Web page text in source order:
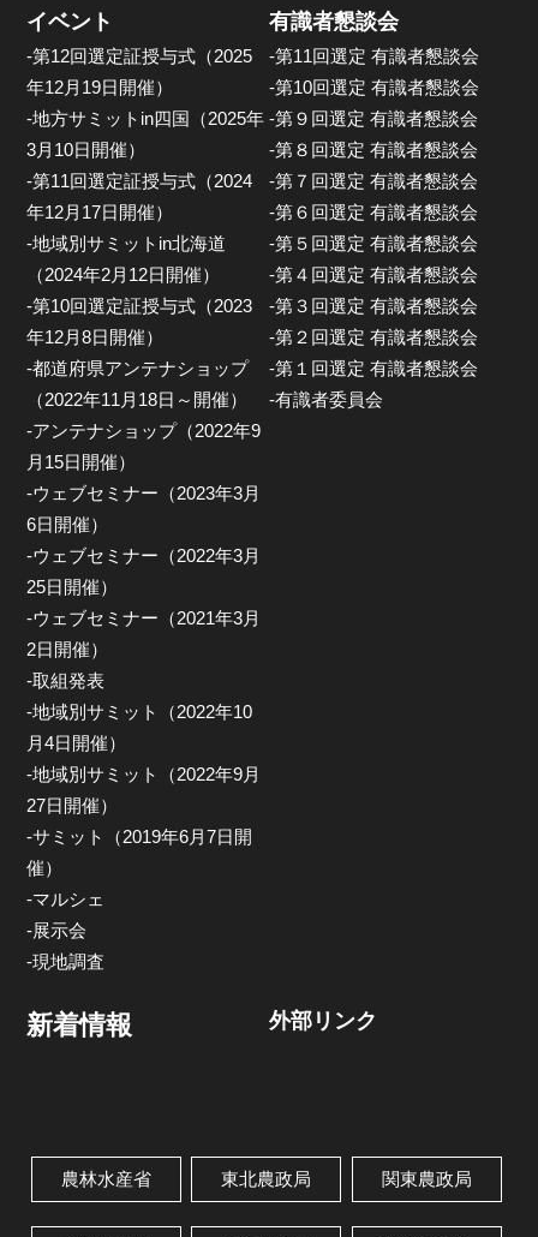
イベント
-第12回選定証授与式（2025
年12月19日開催）
-地方サミットin四国（2025年
3月10日開催）
-第11回選定証授与式（2024
年12月17日開催）
-地域別サミットin北海道
（2024年2月12日開催）
-第10回選定証授与式（2023
年12月8日開催）
-都道府県アンテナショップ
（2022年11月18日～開催）
-アンテナショップ（2022年9
月15日開催）
-ウェブセミナー（2023年3月
6日開催）
-ウェブセミナー（2022年3月
25日開催）
-ウェブセミナー（2021年3月
2日開催）
-取組発表
-地域別サミット（2022年10
月4日開催）
-地域別サミット（2022年9月
27日開催）
-サミット（2019年6月7日開
催）
-マルシェ
-展示会
-現地調査
有識者懇談会
-第11回選定 有識者懇談会
-第10回選定 有識者懇談会
-第９回選定 有識者懇談会
-第８回選定 有識者懇談会
-第７回選定 有識者懇談会
-第６回選定 有識者懇談会
-第５回選定 有識者懇談会
-第４回選定 有識者懇談会
-第３回選定 有識者懇談会
-第２回選定 有識者懇談会
-第１回選定 有識者懇談会
-有識者委員会
新着情報 外部リンク
農林水産省 東北農政局 関東農政局